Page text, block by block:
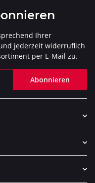
Ihrer
jederzeit widerruflich
per E-Mail zu.
Abonnieren